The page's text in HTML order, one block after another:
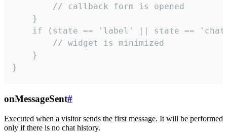
        // callback form is opened
    }
if (state == 'label' || state ==
        // widget is minimized
    }
}
onMessageSent#
Executed when a visitor sends the first message. It will be performed
only if there is no chat history.